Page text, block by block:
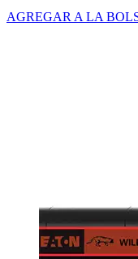
AGREGAR A LA